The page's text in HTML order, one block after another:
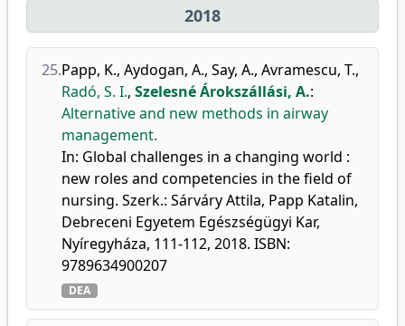
2018
25.Papp, K., Aydogan, A., Say, A., Avramescu, T.,
Radó, S. I., Szelesné Árokszállási, A.:
Alternative and new methods in airway
management.
In: Global challenges in a changing world :
new roles and competencies in the field of
nursing. Szerk.: Sárváry Attila, Papp Katalin,
Debreceni Egyetem Egészségügyi Kar,
Nyíregyháza, 111-112, 2018. ISBN:
9789634900207
DEA